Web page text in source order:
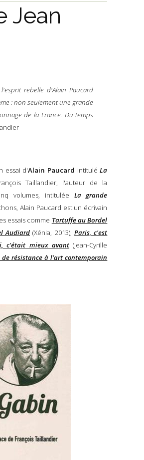
Jean
rebelle d'Alain Paucard
: non seulement une grande
de la France. Du temps
essai d'Alain Paucard intituléLa
Taillandier, l'auteur de la
volumes, intitulée La grande
Alain Paucard est un écrivain
essais comme Tartuffe au Bordel
Audiard (Xénia, 2013),Paris, c'est
c'était mieux avant (Jean-Cyrille
de résistance à l'art contemporain